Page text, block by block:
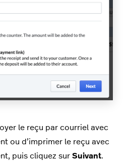
le reçu par courriel avec
ou d’imprimer le reçu avec
puis cliquez sur Suivant.